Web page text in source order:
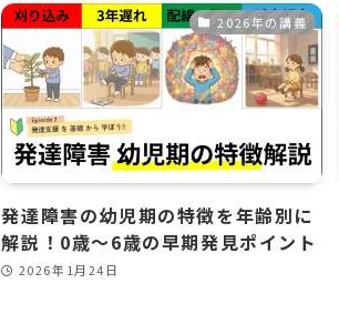
2026年の講義
発達障害の幼児期の特徴を年齢別に
解説！0歳〜6歳の早期発見ポイント
2026年1月24日